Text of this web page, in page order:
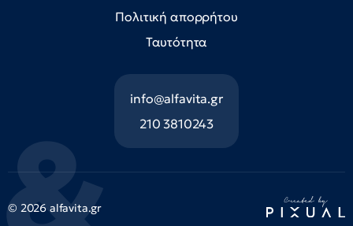
Πολιτική απορρήτου
Ταυτότητα
info@alfavita.gr
210 3810243
© 2026 alfavita.gr